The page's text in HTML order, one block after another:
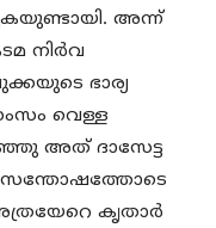
അന്ന്
നിർവ
ഭാര്യ
വെള്ള
അത് ദാസേട്ട
സന്തോഷത്തോടെ
കൃതാർ